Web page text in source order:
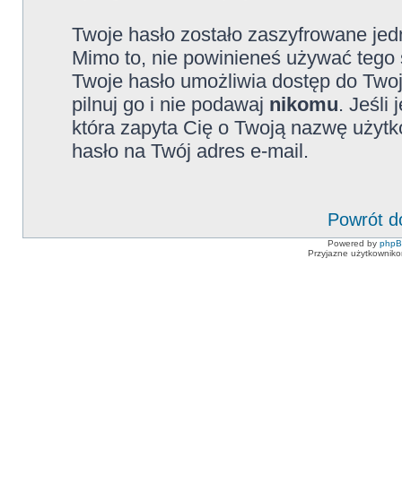
Twoje hasło zostało zaszyfrowane
Mimo to, nie powinieneś używać
Twoje hasło umożliwia dostęp do
pilnuj go i nie podawaj nikomu. Jeśli
która zapyta Cię o Twoją nazwę
hasło na Twój adres e-mail.
Powrót
Powered by
Przyjazne